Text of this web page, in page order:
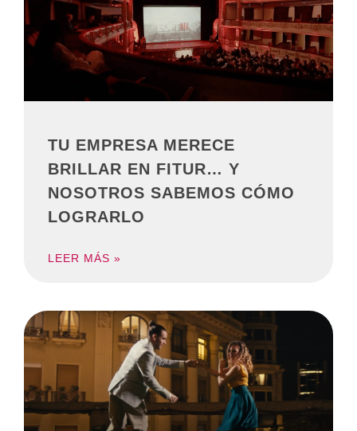
TU EMPRESA MERECE
BRILLAR EN FITUR… Y
NOSOTROS SABEMOS CÓMO
LOGRARLO
LEER MÁS »